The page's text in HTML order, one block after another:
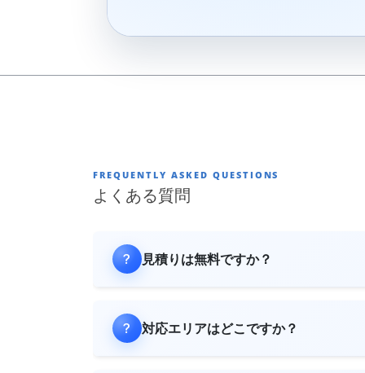
FREQUENTLY ASKED QUESTIONS
よくある質問
見積りは無料ですか？
対応エリアはどこですか？